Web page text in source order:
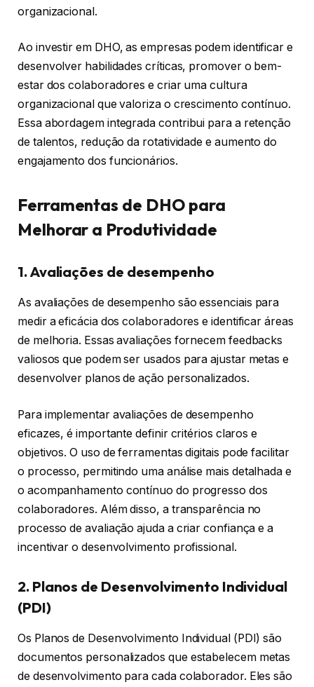
organizacional.
Ao investir em DHO, as empresas podem identificar e
desenvolver habilidades críticas, promover o bem-
estar dos colaboradores e criar uma cultura
organizacional que valoriza o crescimento contínuo.
Essa abordagem integrada contribui para a retenção
de talentos, redução da rotatividade e aumento do
engajamento dos funcionários.
Ferramentas de DHO para
Melhorar a Produtividade
1. Avaliações de desempenho
As avaliações de desempenho são essenciais para
medir a eficácia dos colaboradores e identificar áreas
de melhoria. Essas avaliações fornecem feedbacks
valiosos que podem ser usados para ajustar metas e
desenvolver planos de ação personalizados.
Para implementar avaliações de desempenho
eficazes, é importante definir critérios claros e
objetivos. O uso de ferramentas digitais pode facilitar
o processo, permitindo uma análise mais detalhada e
o acompanhamento contínuo do progresso dos
colaboradores. Além disso, a transparência no
processo de avaliação ajuda a criar confiança e a
incentivar o desenvolvimento profissional.
2. Planos de Desenvolvimento Individual
(PDI)
Os Planos de Desenvolvimento Individual (PDI) são
documentos personalizados que estabelecem metas
de desenvolvimento para cada colaborador. Eles são